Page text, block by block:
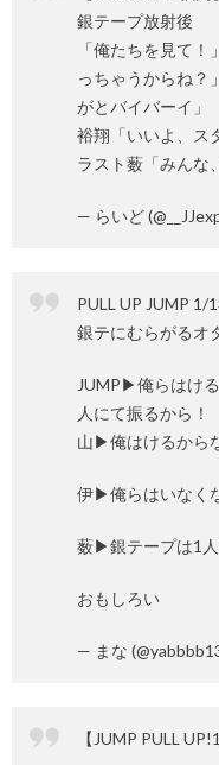
銀テープ放射後
「俺たちを見て
っちゃうからね？
がとバイバーイ」
裕翔「いいよ、ス
ラスト薮「みんな
— らいど
PULL UP JUMP 1/
銀テにむらがるオ
JUMP▶︎俺らはけ
人にて振るから！
山▶︎俺はけるから
伊▶︎俺らはいなく
薮▶︎銀テープは1人
おもしろい
— まな
【JUMP PULL